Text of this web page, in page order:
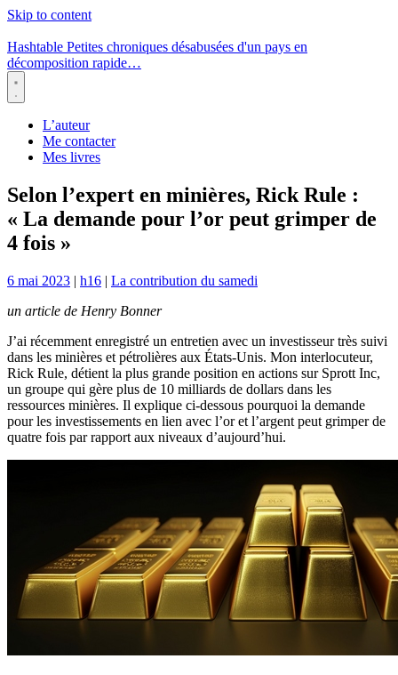
Skip to content
Hashtable Petites chroniques désabusées d'un pays en
décomposition rapide…
Menu
L’auteur
Me contacter
Mes livres
Selon l’expert en minières, Rick Rule :
« La demande pour l’or peut grimper de
4 fois »
6 mai 2023 | h16 | La contribution du samedi
un article de Henry Bonner
J’ai récemment enregistré un entretien avec un investisseur très suivi
dans les minières et pétrolières aux États-Unis. Mon interlocuteur,
Rick Rule, détient la plus grande position en actions sur Sprott Inc,
un groupe qui gère plus de 10 milliards de dollars dans les
ressources minières. Il explique ci-dessous pourquoi la demande
pour les investissements en lien avec l’or et l’argent peut grimper de
quatre fois par rapport aux niveaux d’aujourd’hui.